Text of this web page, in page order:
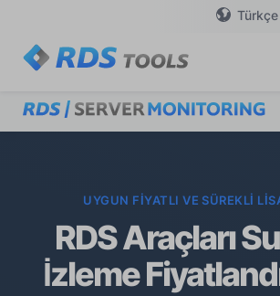
Türkçe
UYGUN FIYATLI VE SÜREKLI
RDS Araçları
İzleme